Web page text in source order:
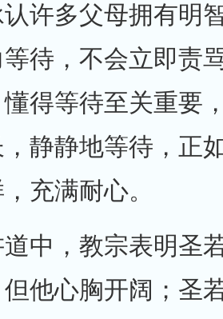
许多父母拥有明
待，不会立即责
得等待至关重要
静静地等待，正
充满耐心。
中，教宗表明圣
他心胸开阔；圣